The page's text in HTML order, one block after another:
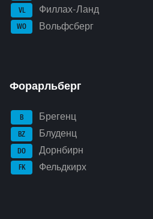
VL Филлах-Ланд
WO Вольфсберг
Форарльберг
B Брегенц
BZ Блуденц
DO Дорнбирн
FK Фельдкирх